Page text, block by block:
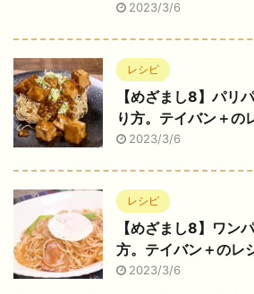
2023/3/6
レシピ
【めざまし8】パリ
り方。テイバン＋の
2023/3/6
レシピ
【めざまし8】ワン
方。テイバン＋のレ
2023/3/6